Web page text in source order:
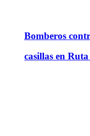
Bomberos
casillas en Ruta